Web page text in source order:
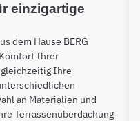
einzigartige
dem Hause BERG
Ihrer
Ihre
an Materialien und
Terrassenüberdachung